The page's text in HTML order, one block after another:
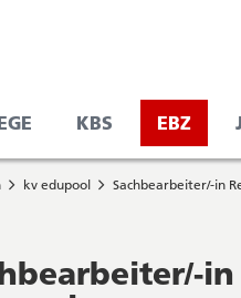
KBS EBZ
kv edupool Sachbearbeiter/-in